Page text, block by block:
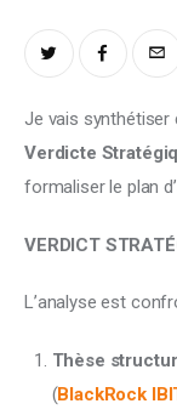
Je vais synthétiser
Verdicte
formaliser le plan
VERDICT
L’analyse est
Thèse
(BlackRock